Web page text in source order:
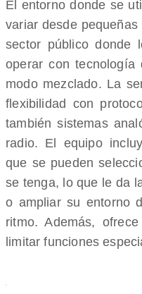
El entorno donde se
variar desde
sector público donde
operar con
modo mezclado. La
flexibilidad con
también sistemas
radio. El equipo
que se pueden
se tenga, lo que le da
o ampliar su entorno
ritmo. Además,
limitar funciones